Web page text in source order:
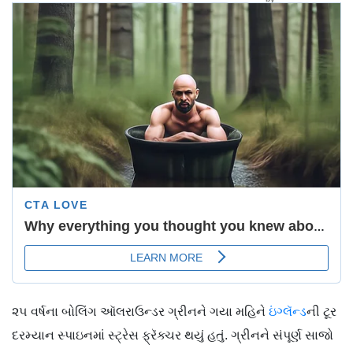
૨૫ વર્ષના બોલિંગ ઑલરાઉન્ડર ગ્રીનને ગયા મહિને ઇંગ્લૅન્ડની ટૂર
દરમ્યાન સ્પાઇનમાં સ્ટ્રેસ ફ્રૅક્ચર થયું હતું. ગ્રીનને સંપૂર્ણ સાજો